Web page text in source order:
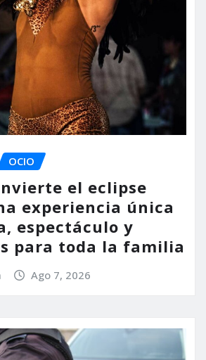
OCIO
el eclipse
experiencia única
espectáculo y
para toda la familia
Ago 7, 2026